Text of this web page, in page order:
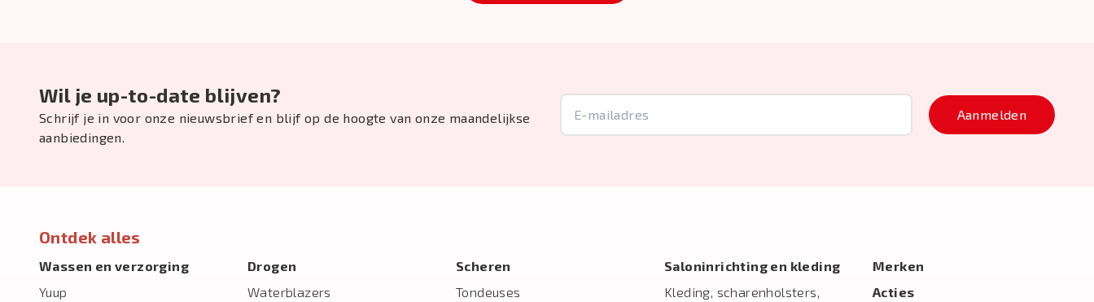
Wil je up-to-date blijven?
Schrijf je in voor onze nieuwsbrief en blijf op de hoogte van onze maandelijkse
aanbiedingen.
Aanmelden
Ontdek alles
Wassen en verzorging
Yuup
Drogen
Waterblazers
Scheren
Tondeuses
Salon­inrichting en kleding
Kleding, scharenholsters,
Merken
Acties